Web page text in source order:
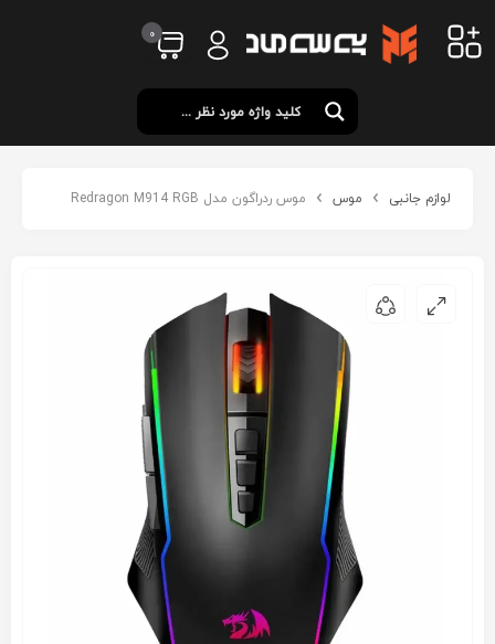
0
لوازم جانبی موس موس ردراگون مدل Redragon M914 RGB